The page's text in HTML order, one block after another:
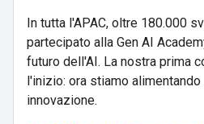
In tutta l'APAC, oltre 180.000
partecipato alla Gen AI
futuro dell'AI. La nostra prima
l'inizio: ora stiamo
innovazione.